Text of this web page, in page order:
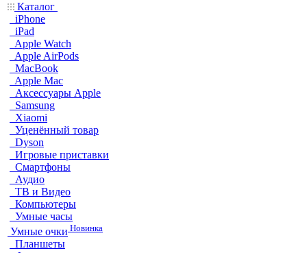
Каталог
iPhone
iPad
Apple Watch
Apple AirPods
MacBook
Apple Mac
Аксессуары Apple
Samsung
Xiaomi
Уценённый товар
Dyson
Игровые приставки
Смартфоны
Аудио
ТВ и Видео
Компьютеры
Умные часы
Умные очки Новинка
Планшеты